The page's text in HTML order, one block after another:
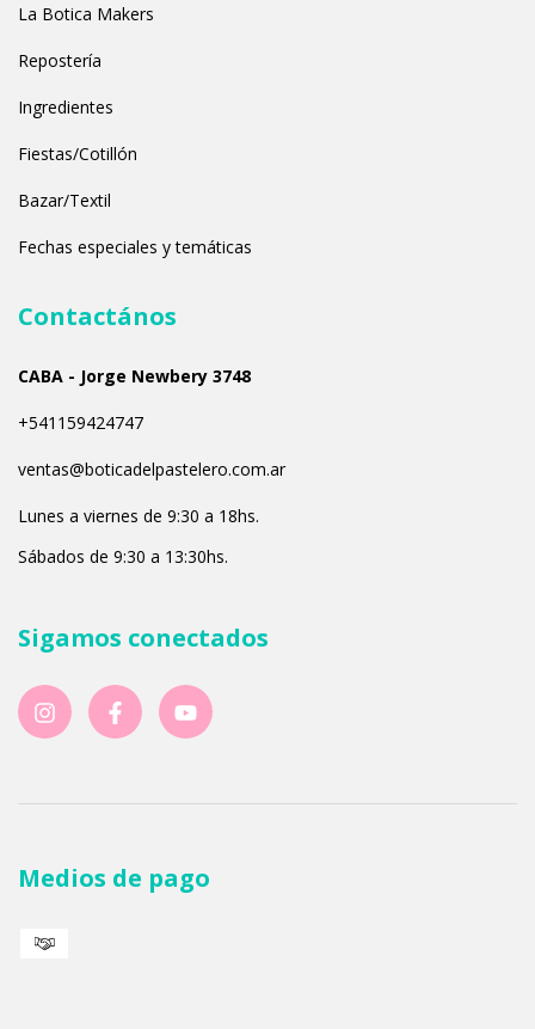
La Botica Makers
Repostería
Ingredientes
Fiestas/Cotillón
Bazar/Textil
Fechas especiales y temáticas
Contactános
CABA - Jorge Newbery 3748
+541159424747
ventas@boticadelpastelero.com.ar
Lunes a viernes de 9:30 a 18hs.
Sábados de 9:30 a 13:30hs.
Sigamos conectados
Medios de pago